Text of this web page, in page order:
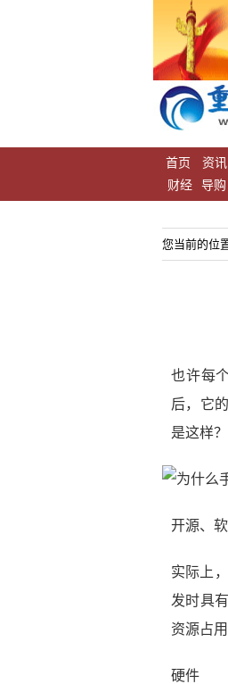
首页 资讯
财经
导购
您当前的位置
也许每
后，它
是这样
开源、
实际上
发时具
资源占
硬件